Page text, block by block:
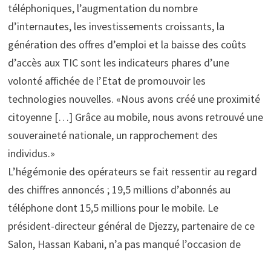
téléphoniques, l’augmentation du nombre
d’internautes, les investissements croissants, la
génération des offres d’emploi et la baisse des coûts
d’accès aux TIC sont les indicateurs phares d’une
volonté affichée de l’Etat de promouvoir les
technologies nouvelles. «Nous avons créé une proximité
citoyenne […] Grâce au mobile, nous avons retrouvé une
souveraineté nationale, un rapprochement des
individus.»
L’hégémonie des opérateurs se fait ressentir au regard
des chiffres annoncés ; 19,5 millions d’abonnés au
téléphone dont 15,5 millions pour le mobile. Le
président-directeur général de Djezzy, partenaire de ce
Salon, Hassan Kabani, n’a pas manqué l’occasion de